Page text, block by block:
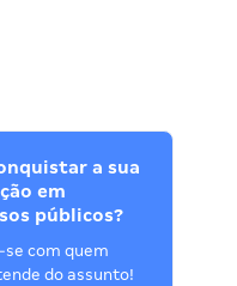
a sua
em
públicos?
com quem
do assunto!